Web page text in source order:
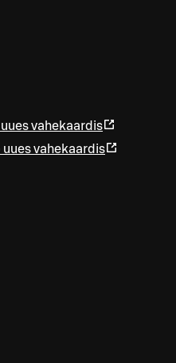
vahekaardis
uues vahekaardis